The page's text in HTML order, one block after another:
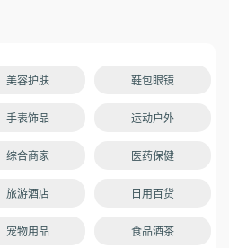
美容护肤 鞋包眼镜
手表饰品 运动户外
综合商家 医药保健
旅游酒店 日用百货
宠物用品 食品酒茶